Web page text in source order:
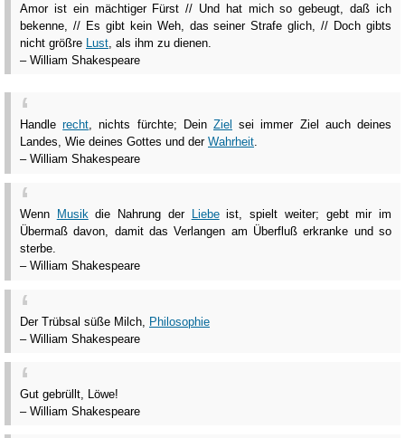
Amor ist ein mächtiger Fürst // Und hat mich so gebeugt, daß ich
bekenne, // Es gibt kein Weh, das seiner Strafe glich, // Doch gibts
nicht größre
Lust , als ihm zu dienen.
– William Shakespeare
Handlerecht, nichts fürchte; DeinZiel
sei immer Ziel auch deines
Landes, Wie deines Gottes und der Wahrheit.
– William Shakespeare
Wenn Musikdie Nahrung der Liebeist, spielt weiter; gebt mir im
Übermaß davon, damit das Verlangen am Überfluß erkranke und so
sterbe.
– William Shakespeare
Der Trübsal süße Milch, Philosophie
– William Shakespeare
Gut gebrüllt, Löwe!
– William Shakespeare